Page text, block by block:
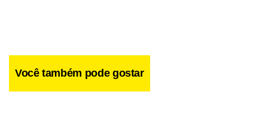
Você também pode gostar